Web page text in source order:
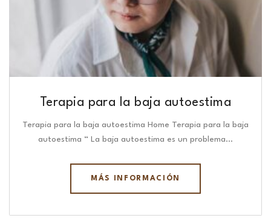
Terapia para la baja autoestima
Terapia para la baja autoestima Home Terapia para la baja
autoestima “ La baja autoestima es un problema…
MÁS INFORMACIÓN